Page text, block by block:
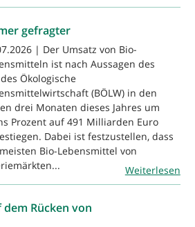
gefragter
| Der Umsatz von Bio-
ist nach Aussagen des
Ökologische
(BÖLW) in den
drei Monaten dieses Jahres um
Prozent auf 491 Milliarden Euro
Dabei ist festzustellen, dass
Bio-Lebensmittel von
Weiterlesen
Rücken von